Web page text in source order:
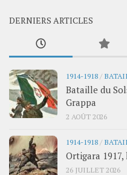
DERNIERS ARTICLES
1914-1918 /
Bataille du
Grappa
2 AOÛT 2026
1914-1918 /
Ortigara
26 JUILLET 2026